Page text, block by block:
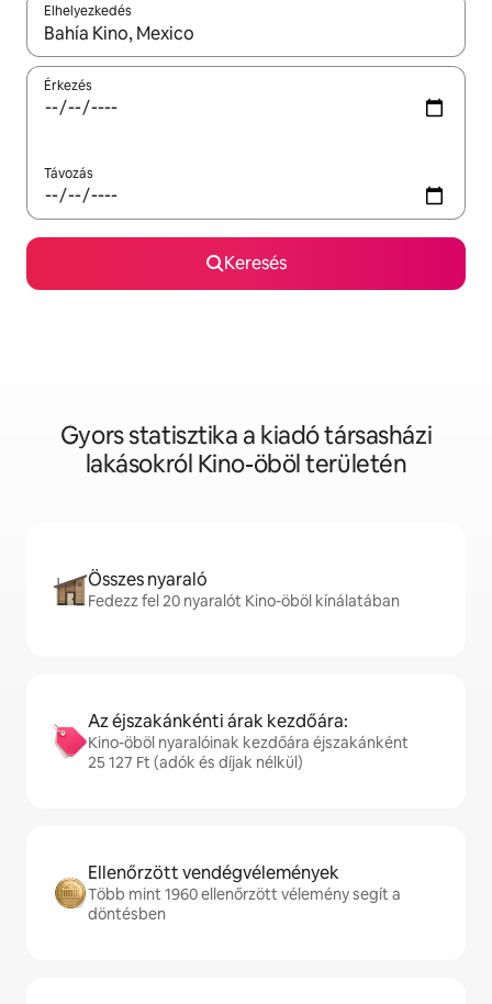
Elhelyezkedés
Az eredmények között a felfelé és a lefelé nyíllal
Érkezés
Távozás
Keresés
Gyors statisztika a kiadó társasházi
lakásokról Kino-öböl területén
Összes nyaraló
Fedezz fel 20 nyaralót Kino-öböl kínálatában
Az éjszakánkénti árak kezdőára:
Kino-öböl nyaralóinak kezdőára éjszakánként
25 127 Ft (adók és díjak nélkül)
Ellenőrzött vendégvélemények
Több mint 1960 ellenőrzött vélemény segít a
döntésben